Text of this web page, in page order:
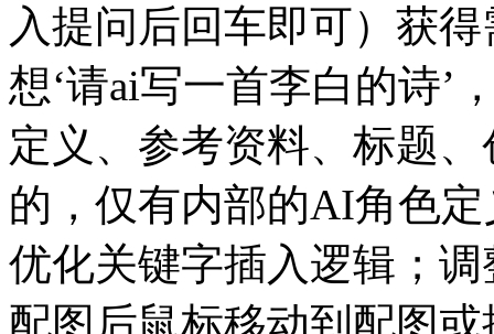
入提问后回车即可）获
想‘请ai写一首李白的诗’
定义、参考资料、标题
的，仅有内部的AI角色
优化关键字插入逻辑；
配图后鼠标移动到配图